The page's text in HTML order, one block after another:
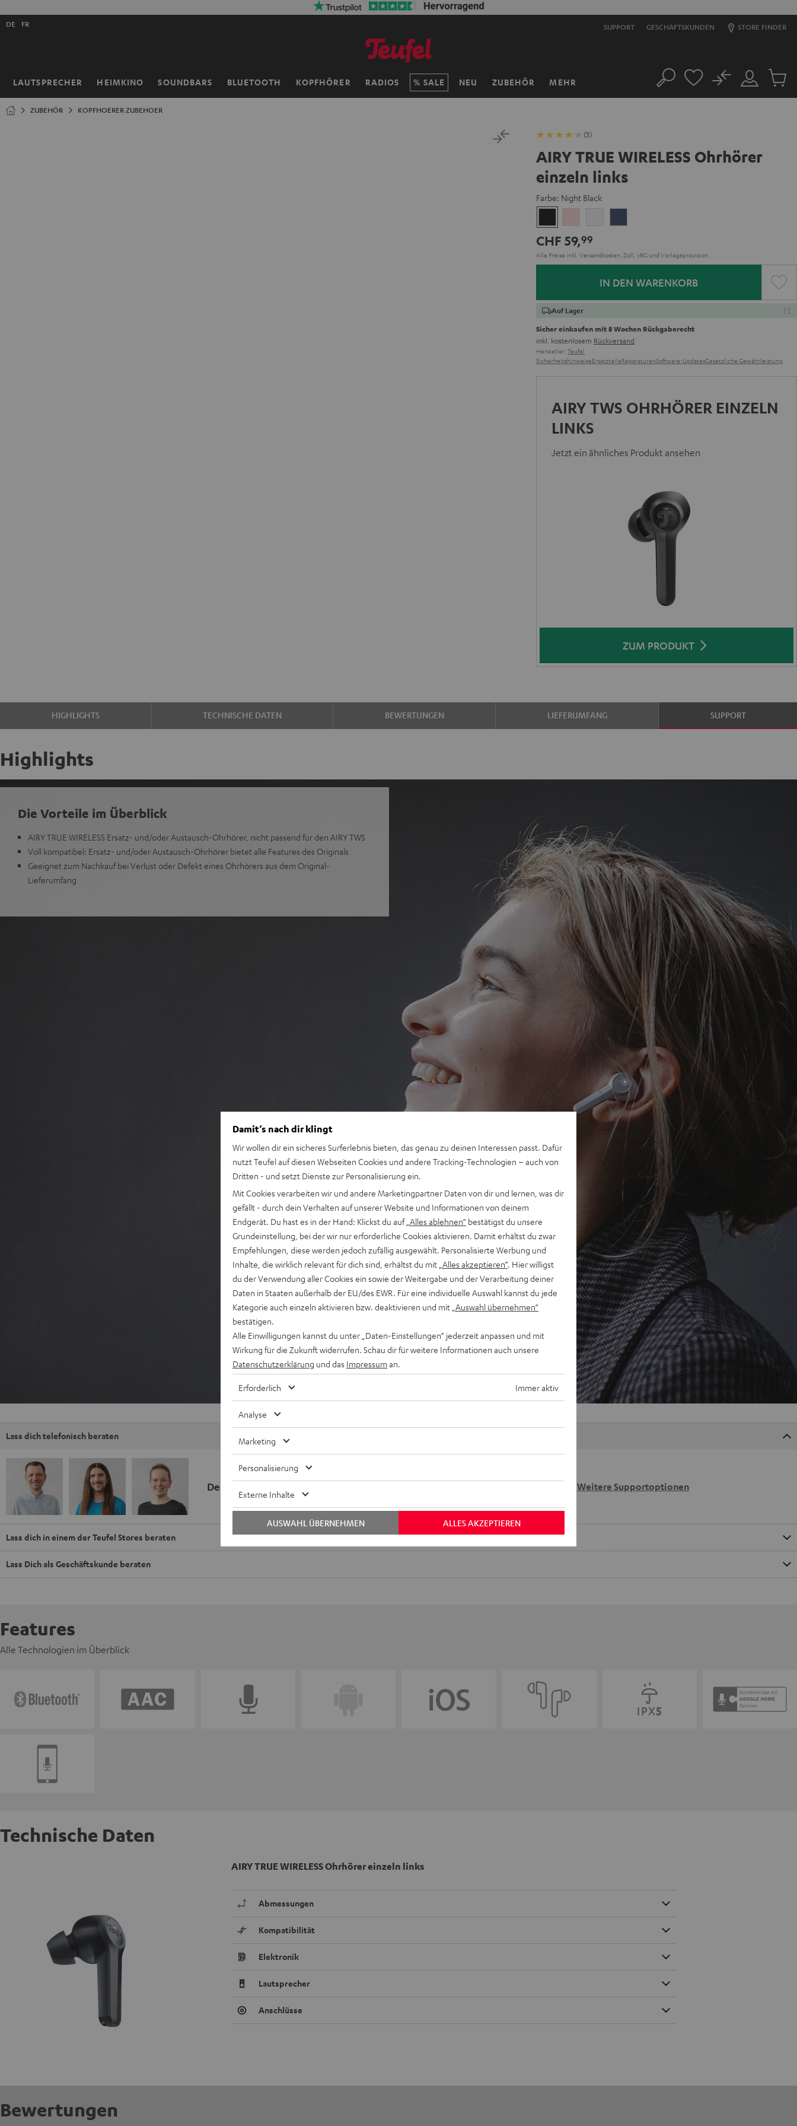
SUPPORT GESCHÄFTSKUNDEN STORE FINDER
LAUTSPRECHER HEIMKINO SOUNDBARS BLUETOOTH KOPFHÖRER RADIOS SALE NEU ZUBEHÖR MEHR
Shopsprache
DE FR
Startseite Suche
Mein
Konto
No
Artikel
ZUBEHÖR KOPFHOERER ZUBEHOER
(3)
AIRY TRUE WIRELESS Ohrhörer
einzeln links
Farbe: Night Black
Black
White
CHF 59,99
Alle Preise inkl. Versandkosten, Zoll, vRG und Vorlageprovision.
IN DEN WARENKORB
Auf Lager
Sicher einkaufen mit 8 Wochen Rückgaberecht
inkl. kostenlosem Rückversand
Hersteller: Teufel
SicherheitshinweiseErsatzteileReparaturenSoftware-UpdatesGesetzliche Gewährleistung
AIRY TWS OHRHÖRER EINZELN
LINKS
Jetzt ein ähnliches Produkt ansehen
ZUM PRODUKT
HIGHLIGHTS TECHNISCHE DATEN BEWERTUNGEN LIEFERUMFANG SUPPORT
Highlights
Die Vorteile im Überblick
AIRY TRUE WIRELESS Ersatz- und/oder Austausch-Ohrhörer, nicht passend für den AIRY TWS
Voll kompatibel: Ersatz- und/oder Austausch-Ohrhörer bietet alle Features des Originals
Geeignet zum Nachkauf bei Verlust oder Defekt eines Ohrhörers aus dem Original-
Lieferumfang
Lass dich telefonisch beraten
Deine Kaufberatung Weitere Supportoptionen
Lass dich in einem der Teufel Stores beraten
Lass Dich als Geschäftskunde beraten
Features
Alle Technologien im Überblick
Technische Daten
AIRY TRUE WIRELESS Ohrhörer einzeln links
Abmessungen
Kompatibilität
Elektronik
Lautsprecher
Anschlüsse
Bewertungen
Damit‘s nach dir klingt
Wir wollen dir ein sicheres Surferlebnis bieten, das genau zu deinen Interessen passt. Dafür
nutzt Teufel auf diesen Webseiten Cookies und andere Tracking-Technologien – auch von
Dritten - und setzt Dienste zur Personalisierung ein.
Mit Cookies verarbeiten wir und andere Marketingpartner Daten von dir und lernen, was dir
gefällt - durch dein Verhalten auf unserer Website und Informationen von deinem
Endgerät. Du hast es in der Hand: Klickst du auf „Alles ablehnen“ bestätigst du unsere
Grundeinstellung, bei der wir nur erforderliche Cookies aktivieren. Damit erhältst du zwar
Empfehlungen, diese werden jedoch zufällig ausgewählt. Personalisierte Werbung und
Inhalte, die wirklich relevant für dich sind, erhältst du mit „Alles akzeptieren“. Hier willigst
du der Verwendung aller Cookies ein sowie der Weitergabe und der Verarbeitung deiner
Daten in Staaten außerhalb der EU/des EWR. Für eine individuelle Auswahl kannst du jede
Kategorie auch einzeln aktivieren bzw. deaktivieren und mit „Auswahl übernehmen“
bestätigen.
Alle Einwilligungen kannst du unter „Daten-Einstellungen“ jederzeit anpassen und mit
Wirkung für die Zukunft widerrufen. Schau dir für weitere Informationen auch unsere
Datenschutzerklärung und das Impressum an.
Erforderlich Immer aktiv
Analyse
Marketing
Personalisierung
Externe Inhalte
ALLES AKZEPTIEREN
AUSWAHL ÜBERNEHMEN